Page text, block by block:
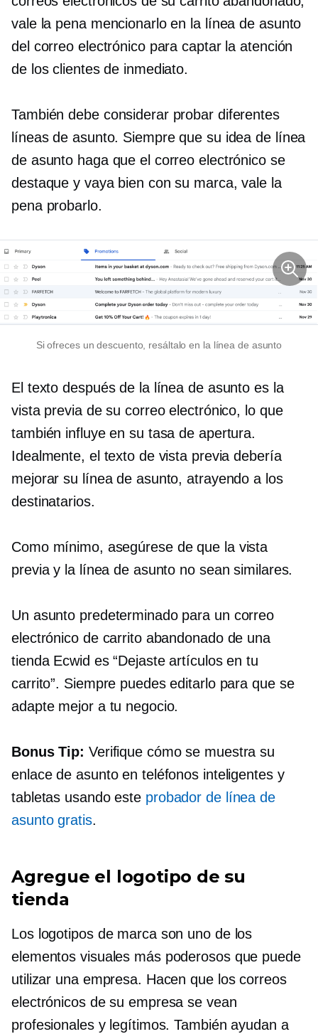
vale la pena mencionarlo en la línea de asunto
del correo electrónico para captar la atención
de los clientes de inmediato.
También debe considerar probar diferentes
líneas de asunto. Siempre que su idea de línea
de asunto haga que el correo electrónico se
destaque y vaya bien con su marca, vale la
pena probarlo.
Si ofreces un descuento, resáltalo en la línea de asunto
El texto después de la línea de asunto es la
vista previa de su correo electrónico, lo que
también influye en su tasa de apertura.
Idealmente, el texto de vista previa debería
mejorar su línea de asunto, atrayendo a los
destinatarios.
Como mínimo, asegúrese de que la vista
previa y la línea de asunto no sean similares.
Un asunto predeterminado para un correo
electrónico de carrito abandonado de una
tienda Ecwid es “Dejaste artículos en tu
carrito”. Siempre puedes editarlo para que se
adapte mejor a tu negocio.
Bonus Tip: Verifique cómo se muestra su
enlace de asunto en teléfonos inteligentes y
tabletas usando este probador de línea de
asunto gratis.
Agregue el logotipo de su
tienda
Los logotipos de marca son uno de los
elementos visuales más poderosos que puede
utilizar una empresa. Hacen que los correos
electrónicos de su empresa se vean
profesionales y legítimos. También ayudan a